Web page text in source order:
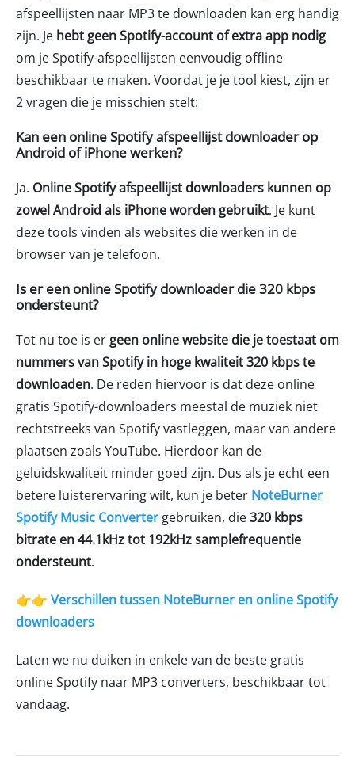
afspeellijsten naar MP3 te downloaden kan erg handig
zijn. Je hebt geen Spotify-account of extra app nodig
om je Spotify-afspeellijsten eenvoudig offline
beschikbaar te maken. Voordat je je tool kiest, zijn er
2 vragen die je misschien stelt:
Kan een online Spotify afspeellijst downloader op
Android of iPhone werken?
Ja. Online Spotify afspeellijst downloaders kunnen op
zowel Android als iPhone worden gebruikt. Je kunt
deze tools vinden als websites die werken in de
browser van je telefoon.
Is er een online Spotify downloader die 320 kbps
ondersteunt?
Tot nu toe is er geen online website die je toestaat om
nummers van Spotify in hoge kwaliteit 320 kbps te
downloaden. De reden hiervoor is dat deze online
gratis Spotify-downloaders meestal de muziek niet
rechtstreeks van Spotify vastleggen, maar van andere
plaatsen zoals YouTube. Hierdoor kan de
geluidskwaliteit minder goed zijn. Dus als je echt een
betere luisterervaring wilt, kun je beter NoteBurner
Spotify Music Converter gebruiken, die320 kbps
bitrate en 44.1kHz tot 192kHz samplefrequentie
ondersteunt.
👉👉 Verschillen tussen NoteBurner en online Spotify
downloaders
Laten we nu duiken in enkele van de beste gratis
online Spotify naar MP3 converters, beschikbaar tot
vandaag.